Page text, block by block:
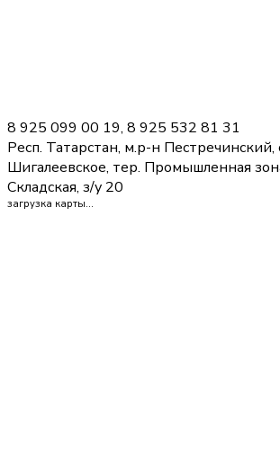
8 925 099 00 19, 8 925 532 81 31
Респ. Татарстан, м.р-н Пестречинский,
Шигалеевское, тер. Промышленная
Складская, з/у 20
загрузка карты...